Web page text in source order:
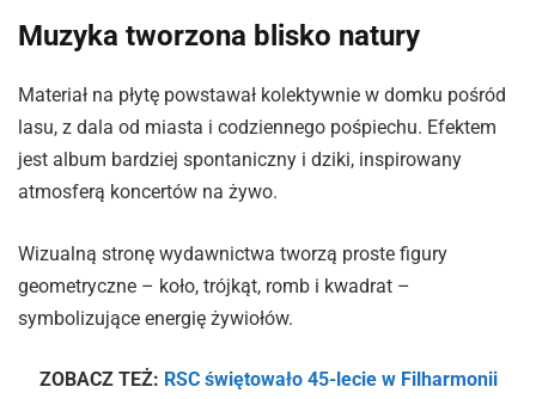
Muzyka tworzona blisko natury
Materiał na płytę powstawał kolektywnie w domku pośród
lasu, z dala od miasta i codziennego pośpiechu. Efektem
jest album bardziej spontaniczny i dziki, inspirowany
atmosferą koncertów na żywo.
Wizualną stronę wydawnictwa tworzą proste figury
geometryczne – koło, trójkąt, romb i kwadrat –
symbolizujące energię żywiołów.
ZOBACZ TEŻ: RSC świętowało 45-lecie w Filharmonii